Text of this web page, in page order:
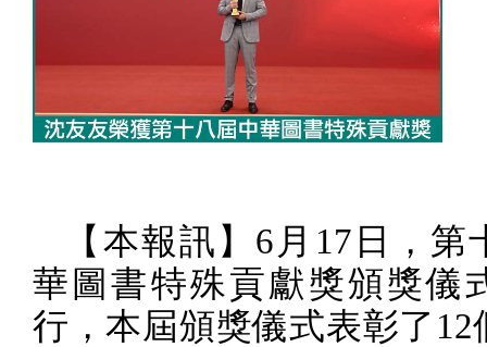
【本報訊】 6 月 17 日，第
華圖書特殊貢獻獎頒獎儀
行，本屆頒獎儀式表彰了 12